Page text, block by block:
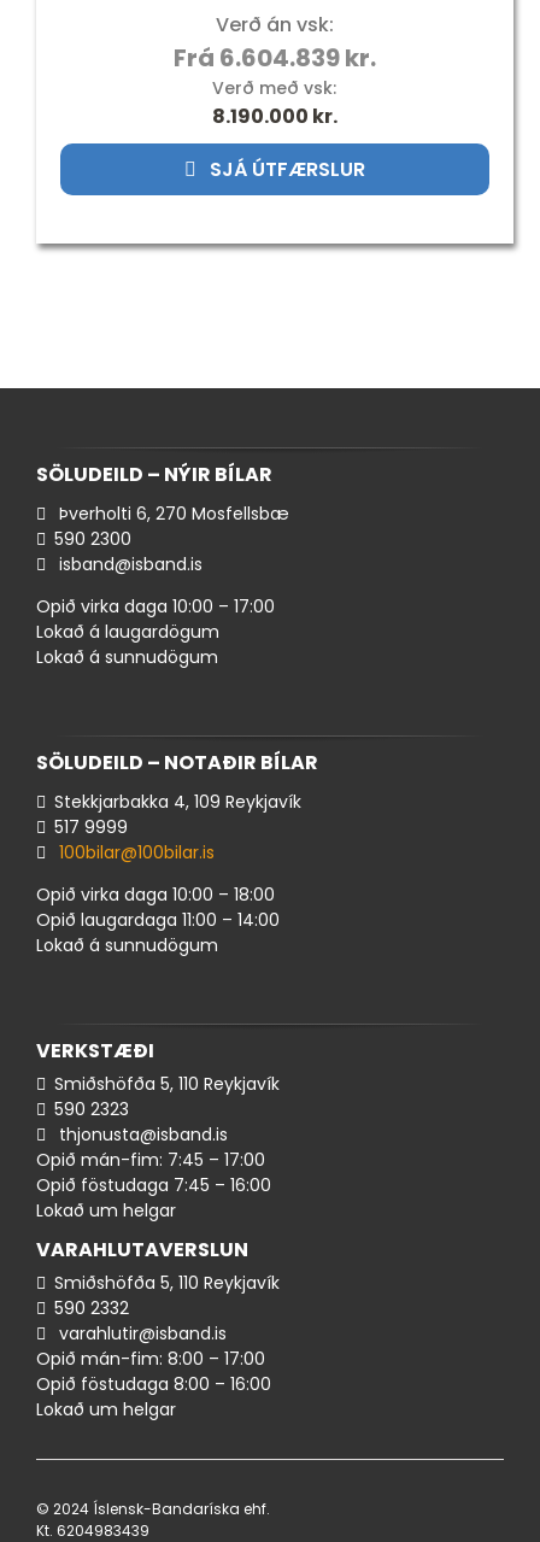
Verð án vsk:
Frá 6.604.839 kr.
Verð með vsk:
8.190.000 kr.
SJÁ ÚTFÆRSLUR
SÖLUDEILD – NÝIR BÍLAR
Þverholti 6, 270 Mosfellsbæ
590 ​2300
isband@isband.is
Opið virka daga 10:00 – 17:00
Lokað á laugardögum
Lokað á sunnudögum
SÖLUDEILD – NOTAÐIR BÍLAR
Stekkjarbakka 4, 109 Reykjavík
517 ​9999
100bilar@100bilar.is
Opið virka daga 10:00 – 18:00
Opið laugardaga 11:00 – 14:00
Lokað á sunnudögum
VERKSTÆÐI
Smiðshöfða 5, 110 Reykjavík
590 ​​2323
thjonusta@isband.is
Opið mán-fim: 7:45 – 17:00
Opið föstudaga 7:45 – 16:00
Lokað um helgar
VARAHLUTAVERSLUN
Smiðshöfða 5, 110 Reykjavík
590 ​2332
varahlutir@isband.is
Opið mán-fim: 8:00 – 17:00
Opið föstudaga 8:00 – 16:00
Lokað um helgar
© 2024 Íslensk-Bandaríska ehf.
Kt. 620498​3439